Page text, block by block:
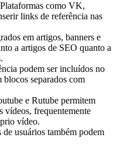
Plataformas como VK,
links de referência nas
em artigos, banners e
a artigos de SEO quanto a
podem ser incluídos no
separados com
e Rutube permitem
vídeos, frequentemente
vídeo.
de usuários também podem